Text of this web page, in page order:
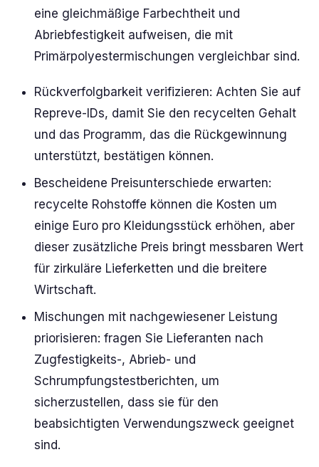
eine gleichmäßige Farbechtheit und
Abriebfestigkeit aufweisen, die mit
Primärpolyestermischungen vergleichbar sind.
Rückverfolgbarkeit verifizieren: Achten Sie auf
Repreve-IDs, damit Sie den recycelten Gehalt
und das Programm, das die Rückgewinnung
unterstützt, bestätigen können.
Bescheidene Preisunterschiede erwarten:
recycelte Rohstoffe können die Kosten um
einige Euro pro Kleidungsstück erhöhen, aber
dieser zusätzliche Preis bringt messbaren Wert
für zirkuläre Lieferketten und die breitere
Wirtschaft.
Mischungen mit nachgewiesener Leistung
priorisieren: fragen Sie Lieferanten nach
Zugfestigkeits-, Abrieb- und
Schrumpfungstestberichten, um
sicherzustellen, dass sie für den
beabsichtigten Verwendungszweck geeignet
sind.